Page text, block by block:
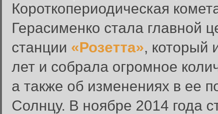
Короткопериодическая
Герасименко стала главной
станции «Розетта», который
лет и собрала огромное
а также об изменениях в ее
Солнцу. В ноябре 2014 года